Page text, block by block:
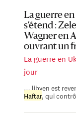
La guerre
s’étend :
Wagner en
ouvrant un
La guerre en
jour
… libyen est
Haftar, qui